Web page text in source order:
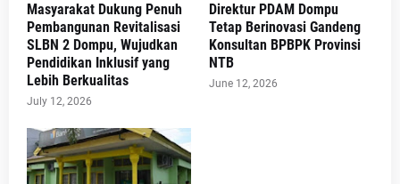
Masyarakat Dukung Penuh
Pembangunan Revitalisasi
SLBN 2 Dompu, Wujudkan
Pendidikan Inklusif yang
Lebih Berkualitas
July 12, 2026
Direktur PDAM Dompu
Tetap Berinovasi Gandeng
Konsultan BPBPK Provinsi
NTB
June 12, 2026